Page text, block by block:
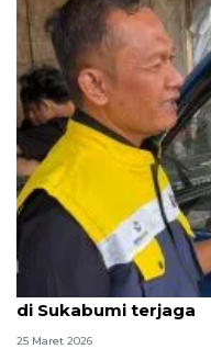
Arus balik Lebaran,
di Sukabumi terjaga
25 Maret 2026